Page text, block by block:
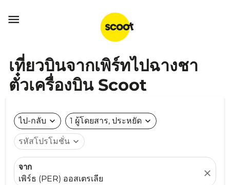

เที่ยวบินจากเพิร์ทไปฉางชา
ตั๋วเครื่องบิน Scoot
ไป-กลับ expand_more 1 ผู้โดยสาร, ประหยัด expand_more
รหัสโปรโมชั่น expand_more
จาก
เพิร์ธ (PER) ออสเตรเลีย
close